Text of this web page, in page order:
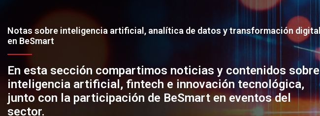
Notas sobre inteligencia artificial, analítica de datos y transformación digital
en BeSmart
En esta sección compartimos noticias y contenidos sobre
inteligencia artificial, fintech e innovación tecnológica,
junto con la participación de BeSmart en eventos del
sector.